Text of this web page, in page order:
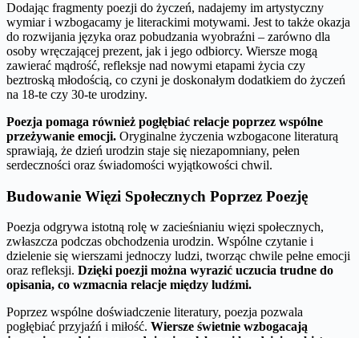
Dodając fragmenty poezji do życzeń, nadajemy im artystyczny
wymiar i wzbogacamy je literackimi motywami. Jest to także okazja
do rozwijania języka oraz pobudzania wyobraźni – zarówno dla
osoby wręczającej prezent, jak i jego odbiorcy. Wiersze mogą
zawierać mądrość, refleksje nad nowymi etapami życia czy
beztroską młodością, co czyni je doskonałym dodatkiem do życzeń
na 18-te czy 30-te urodziny.
Poezja pomaga również pogłębiać relacje poprzez wspólne
przeżywanie emocji. Oryginalne życzenia wzbogacone literaturą
sprawiają, że dzień urodzin staje się niezapomniany, pełen
serdeczności oraz świadomości wyjątkowości chwil.
Budowanie Więzi Społecznych Poprzez Poezję
Poezja odgrywa istotną rolę w zacieśnianiu więzi społecznych,
zwłaszcza podczas obchodzenia urodzin. Wspólne czytanie i
dzielenie się wierszami jednoczy ludzi, tworząc chwile pełne emocji
oraz refleksji. Dzięki poezji można wyrazić uczucia trudne do
opisania, co wzmacnia relacje między ludźmi.
Poprzez wspólne doświadczenie literatury, poezja pozwala
pogłębiać przyjaźń i miłość. Wiersze świetnie wzbogacają